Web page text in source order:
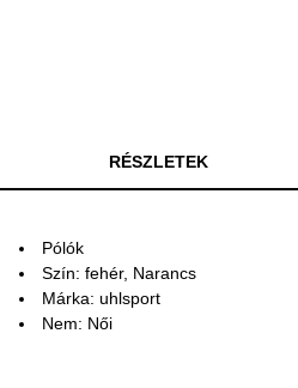
RÉSZLETEK
Pólók
Szín: fehér, Narancs
Márka: uhlsport
Nem: Női